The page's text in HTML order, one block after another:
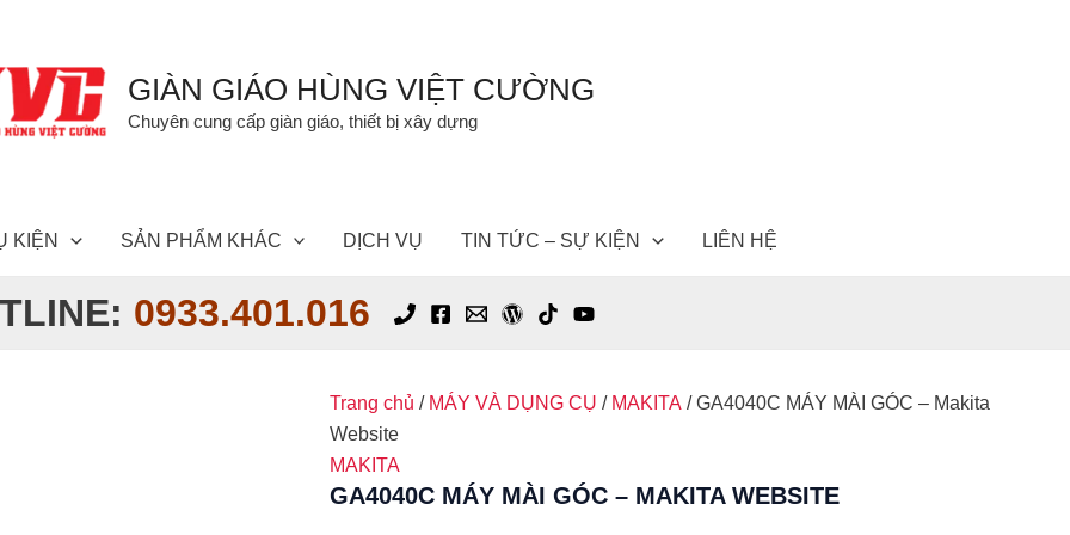
GIÀN GIÁO HÙNG VIỆT CƯỜNG
Chuyên cung cấp giàn giáo, thiết bị xây dựng
KIỆN SẢN PHẨM KHÁC DỊCH VỤ TIN TỨC – SỰ KIỆN LIÊN HỆ
0933.401.016
Trang chủ / MÁY VÀ DỤNG CỤ / MAKITA / GA4040C MÁY MÀI GÓC – Makita
Website
MAKITA
GA4040C MÁY MÀI GÓC – MAKITA WEBSITE